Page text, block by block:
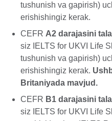
tushunish va gapirish)
erishishingiz kerak.
CEFR A2 darajasini
siz IELTS for UKVI Life
tushunish va gapirish)
erishishingiz kerak.
Britaniyada mavjud.
CEFR B1 darajasini
siz IELTS for UKVI Life